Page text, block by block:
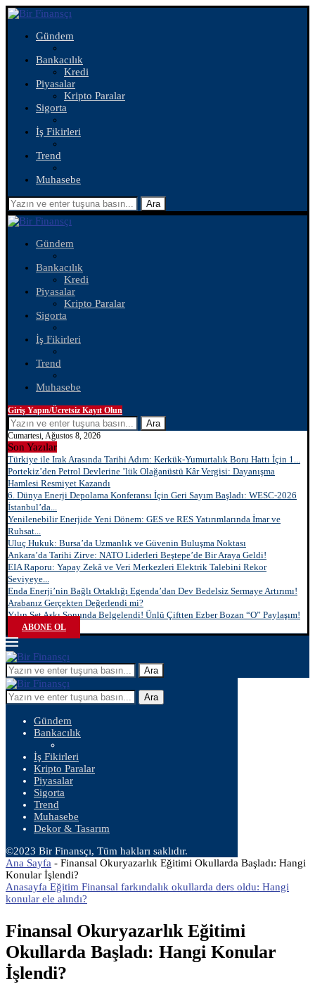
Gündem
Bankacılık
Kredi
Piyasalar
Kripto Paralar
Sigorta
İş Fikirleri
Trend
Muhasebe
Ara
Gündem
Bankacılık
Kredi
Piyasalar
Kripto Paralar
Sigorta
İş Fikirleri
Trend
Muhasebe
Giriş Yapın/Ücretsiz Kayıt Olun
Ara
Cumartesi, Ağustos 8, 2026
Son Yazılar
Türkiye ile Irak Arasında Tarihi Adım: Kerkük-Yumurtalık Boru Hattı İçin 1...
Portekiz’den Petrol Devlerine ’lük Olağanüstü Kâr Vergisi: Dayanışma
Hamlesi Resmiyet Kazandı
6. Dünya Enerji Depolama Konferansı İçin Geri Sayım Başladı: WESC-2026
İstanbul’da...
Yenilenebilir Enerjide Yeni Dönem: GES ve RES Yatırımlarında İmar ve
Ruhsat...
Uluç Hukuk: Bursa’da Uzmanlık ve Güvenin Buluşma Noktası
Ankara’da Tarihi Zirve: NATO Liderleri Beştepe’de Bir Araya Geldi!
EIA Raporu: Yapay Zekâ ve Veri Merkezleri Elektrik Talebini Rekor
Seviyeye...
Enda Enerji’nin Bağlı Ortaklığı Egenda’dan Dev Bedelsiz Sermaye Artırımı!
Arabanız Gerçekten Değerlendi mi?
Yılın Set Aşkı Sonunda Belgelendi! Ünlü Çiftten Ezber Bozan “O” Paylaşım!
ABONE OL
Ara
Ara
Gündem
Bankacılık
İş Fikirleri
Kripto Paralar
Piyasalar
Sigorta
Trend
Muhasebe
Dekor & Tasarım
©2023 Bir Finansçı, Tüm hakları saklıdır.
Ana Sayfa - Finansal Okuryazarlık Eğitimi Okullarda Başladı: Hangi
Konular İşlendi?
Anasayfa Eğitim Finansal farkındalık okullarda ders oldu: Hangi
konular ele alındı?
Finansal Okuryazarlık Eğitimi
Okullarda Başladı: Hangi Konular
İşlendi?